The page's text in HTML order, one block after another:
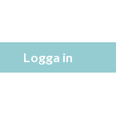
Logga in